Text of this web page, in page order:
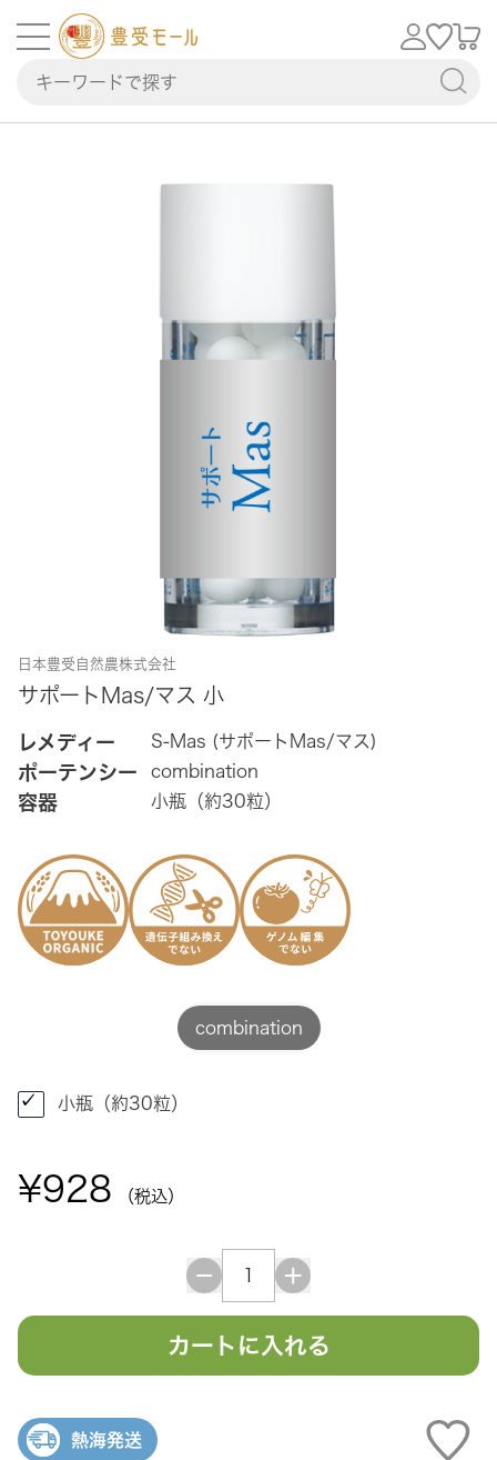
日本豊受自然農株式会社
サポートMas/マス 小
レメディー S-Mas (サポートMas/マス)
ポーテンシー combination
容器 小瓶（約30粒）
combination
小瓶（約30粒）
¥928 （税込）
カートに入れる
熱海発送